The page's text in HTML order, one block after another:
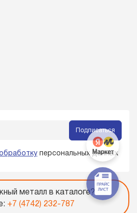
Подписаться
персональных данных
металл в каталоге?
+7 (4742) 232-787